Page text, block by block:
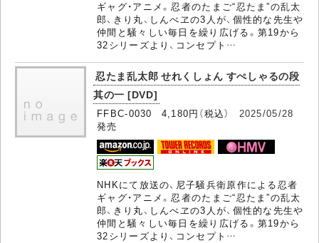
ギャグ・アニメ。忍者のたまご“忍たま”の乱太
郎、きり丸、しんべヱの3人が、個性的な先生や
仲間と騒々しい毎日を繰り広げる。第19から
32シリーズより、コンセプト…
忍たま乱太郎 せれくしょん すぺしゃるの段
其の一 [DVD]
FFBC-0030 4,180円（税込） 2025/05/28
発売
NHKにて放送の、尼子騒兵衛原作による忍者
ギャグ・アニメ。忍者のたまご“忍たま”の乱太
郎、きり丸、しんべヱの3人が、個性的な先生や
仲間と騒々しい毎日を繰り広げる。第19から
32シリーズより、コンセプト…